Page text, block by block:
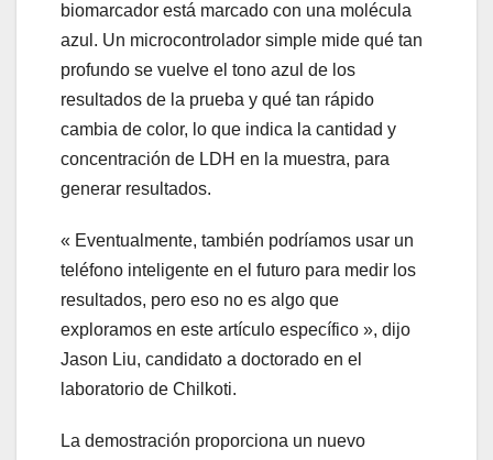
biomarcador está marcado con una molécula
azul. Un microcontrolador simple mide qué tan
profundo se vuelve el tono azul de los
resultados de la prueba y qué tan rápido
cambia de color, lo que indica la cantidad y
concentración de LDH en la muestra, para
generar resultados.
« Eventualmente, también podríamos usar un
teléfono inteligente en el futuro para medir los
resultados, pero eso no es algo que
exploramos en este artículo específico », dijo
Jason Liu, candidato a doctorado en el
laboratorio de Chilkoti.
La demostración proporciona un nuevo